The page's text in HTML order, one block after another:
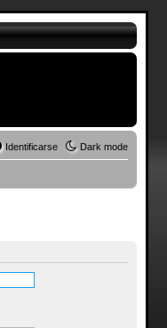
Dark mode
Identificarse